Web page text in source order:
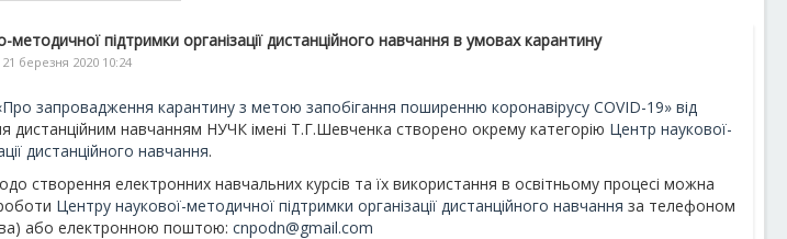
методичної підтримки організації дистанційного навчання в умовах карантину
березня 2020 10:24
запровадження карантину з метою запобігання поширенню коронавірусу СОVID-19» від
дистанційним навчанням НУЧК імені Т.Г.Шевченка створено окрему категорію Центр наукової-
дистанційного навчання.
створення електронних навчальних курсів та їх використання в освітньому процесі можна
Центру наукової-методичної підтримки організації дистанційного навчання за телефоном
або електронною поштою:cnpodn@gmail.com